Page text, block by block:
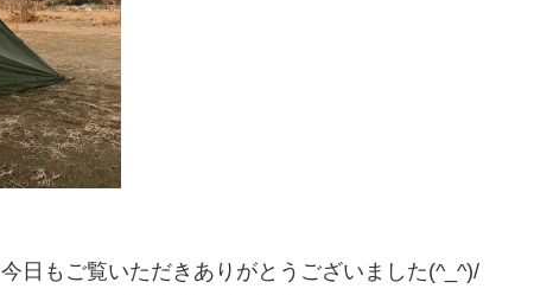
今日もご覧いただきありがとうございました(^_^)/